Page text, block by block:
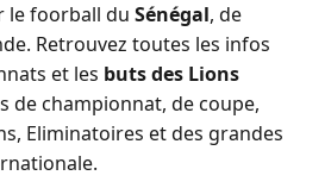
le foorball du Sénégal, de
Retrouvez toutes les infos
et les buts des Lions
de championnat, de coupe,
Eliminatoires et des grandes